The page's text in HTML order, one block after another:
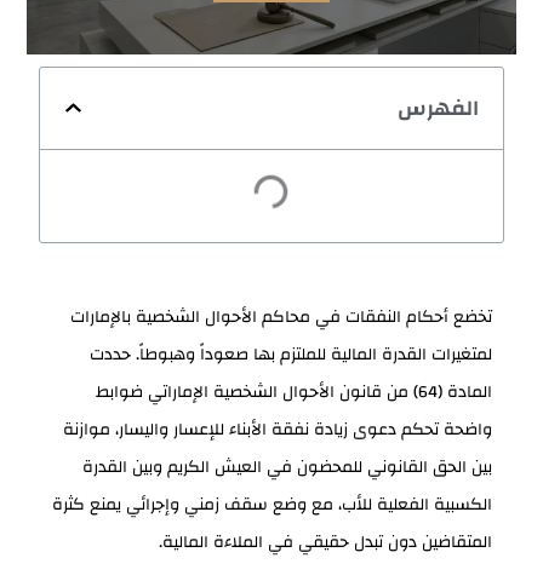
الفهرس
تخضع أحكام النفقات في محاكم الأحوال الشخصية بالإمارات
لمتغيرات القدرة المالية للملتزم بها صعوداً وهبوطاً. حددت
المادة (64) من قانون الأحوال الشخصية الإماراتي ضوابط
واضحة تحكم دعوى زيادة نفقة الأبناء للإعسار واليسار، موازنة
بين الحق القانوني للمحضون في العيش الكريم وبين القدرة
الكسبية الفعلية للأب، مع وضع سقف زمني وإجرائي يمنع كثرة
المتقاضين دون تبدل حقيقي في الملاءة المالية.